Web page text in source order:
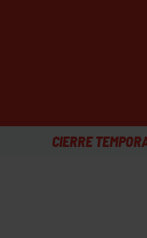
BRAULIO